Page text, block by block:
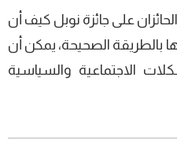
على جائزة نوبل كيف أن
بالطريقة الصحيحة، يمكن أن
الاجتماعية والسياسية